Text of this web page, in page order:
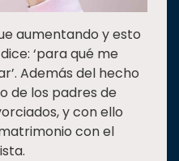
aumentando y esto
‘para qué me
Además del hecho
de los padres de
y con ello
con el